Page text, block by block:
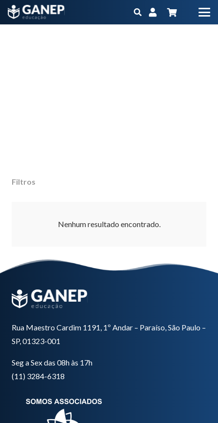
Filtros
Nenhum resultado encontrado.
Rua Maestro Cardim 1191, 1º Andar – Paraíso, São Paulo –
SP, 01323-001
Seg a Sex das 08h às 17h
(11) 3284-6318